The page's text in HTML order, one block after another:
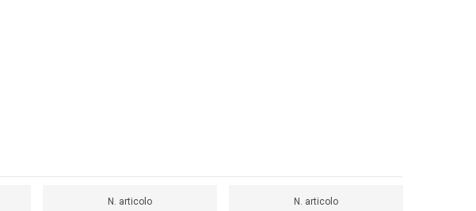
N. articolo
N. articolo